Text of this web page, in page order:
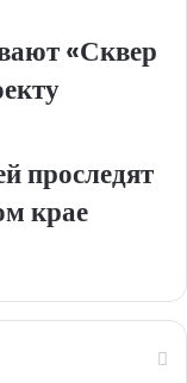
«Сквер
проследят
крае